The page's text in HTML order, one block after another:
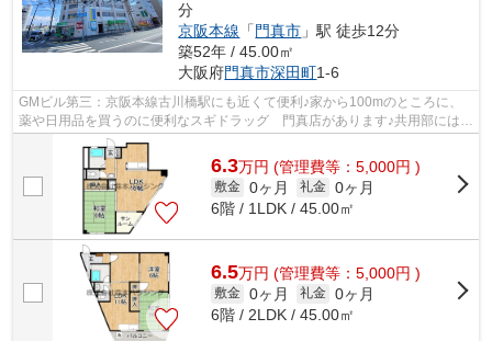
分
京阪本線 「 門真市 」駅 徒歩12分
築52年 / 45.00㎡
大阪府門真市深田町1-6
GMビル第三：京阪本線古川橋駅にも近くて便利♪家から100mのところに、
薬や日用品を買うのに便利なスギドラッグ 門真店があります♪共用部にはエ
レベータ・敷地内ごみ置き場など様々な...
6.3万円 (管理費等：5,000円 )
敷金 0ヶ月 礼金 0ヶ月
6階 / 1LDK / 45.00㎡
6.5万円 (管理費等：5,000円 )
敷金 0ヶ月 礼金 0ヶ月
6階 / 2LDK / 45.00㎡